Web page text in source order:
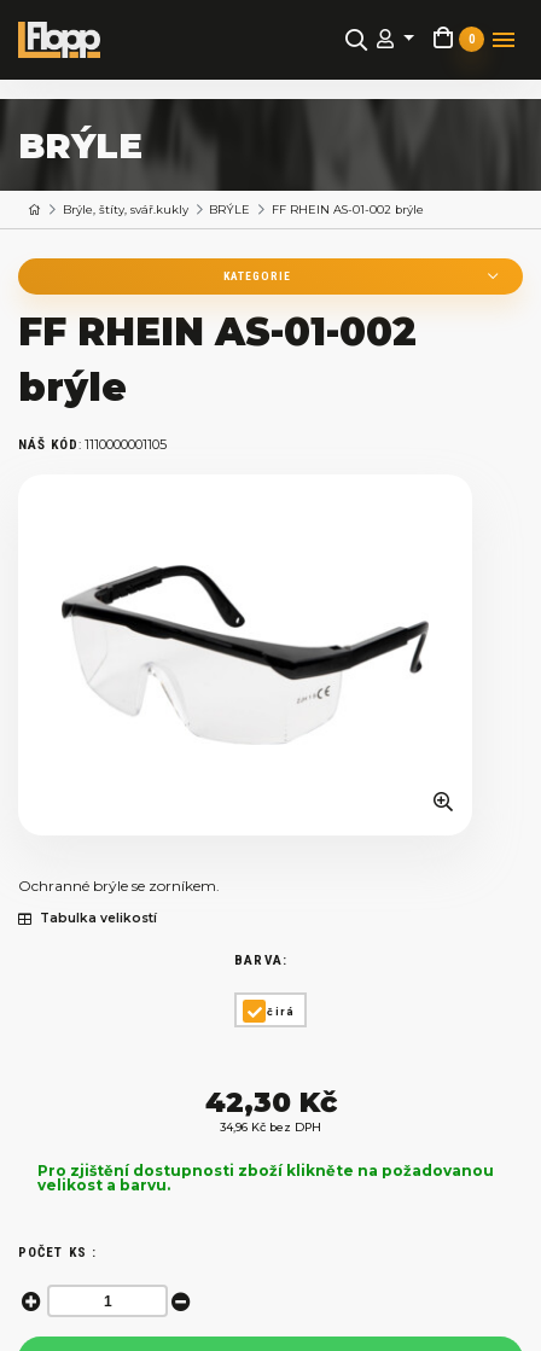
0
BRÝLE
Brýle, štíty, svář.kukly BRÝLE FF RHEIN AS-01-002 brýle
KATEGORIE
FF RHEIN AS-01-002
brýle
NÁŠ KÓD: 1110000001105
Ochranné brýle se zorníkem.
Tabulka velikostí
BARVA:
čirá
42,30 Kč
34,96 Kč bez DPH
Pro zjištění dostupnosti zboží klikněte na požadovanou
velikost a barvu.
POČET KS :